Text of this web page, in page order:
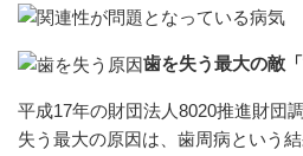
歯を失う最大の敵
平成17年の財団法人8020推進財団
失う最大の原因は、歯周病という結